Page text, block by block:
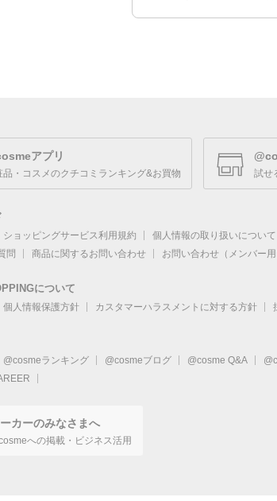
アプリ
品・コスメのクチコミランキング&お買物 試せ
ショッピングサービス利用規約 個人情報の取り扱いについて
問
商品に関するお問い合わせ お問い合わせ（メンバー用
について
個人情報保護方針 カスタマーハラスメントに対する方針
@cosmeランキング @cosmeブログ @cosme Q&A
ーカーのみなさまへ
への掲載・ビジネス活用